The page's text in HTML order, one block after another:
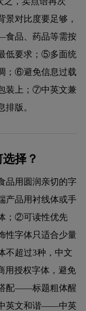
对比度要足够，
品、药品等需按
低要求；⑤多面统
；⑥避免信息过载
装上；⑦中英文兼
版。
择？
用圆润亲切的字
产品用衬线体或手
；②可读性优先
字体只适合少量
超过3种，中文
授权字体，避免
配——标题粗体醒
英文和谐——中英